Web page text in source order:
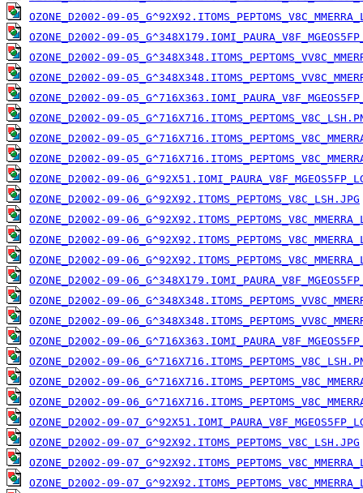
OZONE_D2002-09-
OZONE_D2002-09-
OZONE_D2002-09-
OZONE_D2002-09-
OZONE_D2002-09-
OZONE_D2002-09-
OZONE_D2002-09-
OZONE_D2002-09-
OZONE_D2002-09-
OZONE_D2002-09-06_G^92X92.ITOMS_PEPTOMS_V8C_LSH.JPG
OZONE_D2002-09-
OZONE_D2002-09-
OZONE_D2002-09-
OZONE_D2002-09-
OZONE_D2002-09-
OZONE_D2002-09-
OZONE_D2002-09-
OZONE_D2002-09-
OZONE_D2002-09-
OZONE_D2002-09-
OZONE_D2002-09-
OZONE_D2002-09-07_G^92X92.ITOMS_PEPTOMS_V8C_LSH.JPG
OZONE_D2002-09-
OZONE_D2002-09-